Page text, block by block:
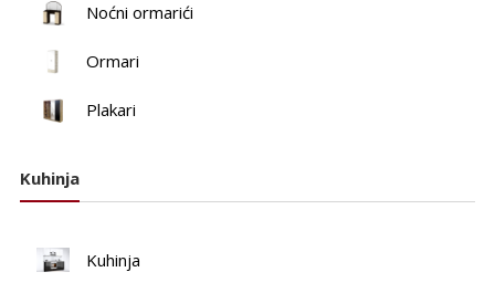
Noćni ormarići
Ormari
Plakari
Kuhinja
Kuhinja